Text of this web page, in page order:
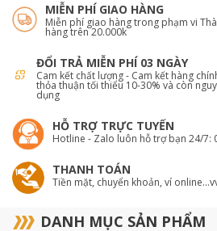
MIỄN PHÍ GIAO HÀNG
Miễn phí giao hàng trong phạm vi
hàng trên 20.000k
ĐỔI TRẢ MIỄN PHÍ 03 NGÀY
Cam kết chất lượng - Cam kết hàng
thỏa thuận tối thiểu 10-30% và còn
dụng
HỖ TRỢ TRỰC TUYẾN
Hotline - Zalo luôn hỗ trợ bạn 24/7:
THANH TOÁN
Tiền mặt, chuyển khoản, ví
DANH MỤC SẢN PHẨM